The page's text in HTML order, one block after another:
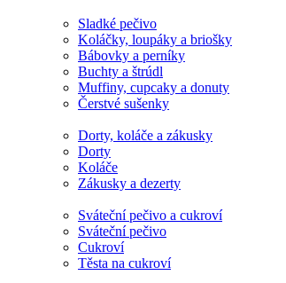
Sladké pečivo
Koláčky, loupáky a briošky
Bábovky a perníky
Buchty a štrúdl
Muffiny, cupcaky a donuty
Čerstvé sušenky
Dorty, koláče a zákusky
Dorty
Koláče
Zákusky a dezerty
Sváteční pečivo a cukroví
Sváteční pečivo
Cukroví
Těsta na cukroví